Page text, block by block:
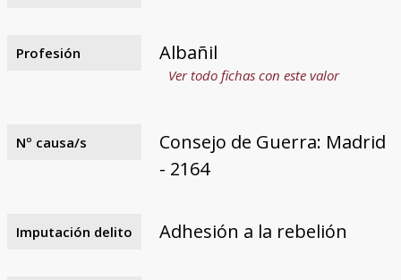
Profesión Albañil
Ver todo fichas con este valor
Nº causa/s
Consejo de Guerra: Madrid
- 2164
Imputación delito Adhesión a la rebelión